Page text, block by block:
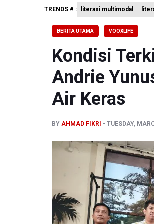
Polda
Polisi
995
TRENDS # : literasi multimodal
BERITA UTAMA VOOXLIFE
Kondisi
Andrie
Air Keras
BY AHMAD FIKRI TUESDAY,